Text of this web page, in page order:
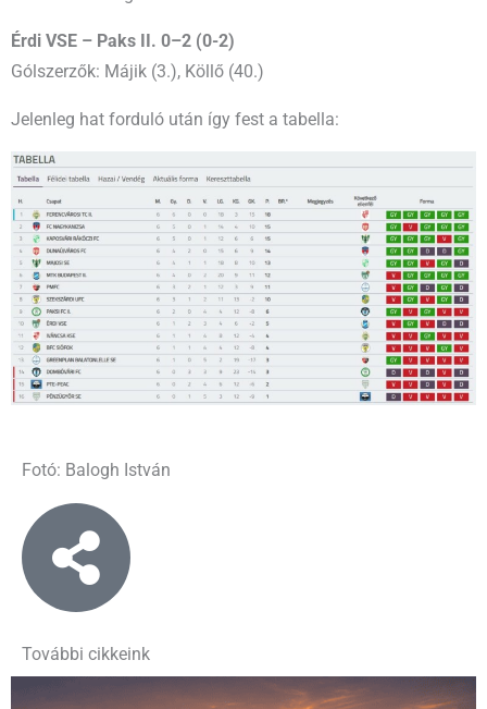
Érdi VSE – Paks II. 0–2 (0-2)
Gólszerzők: Májik (3.), Köllő (40.)
Jelenleg hat forduló után így fest a tabella:
Fotó: Balogh István
További cikkeink